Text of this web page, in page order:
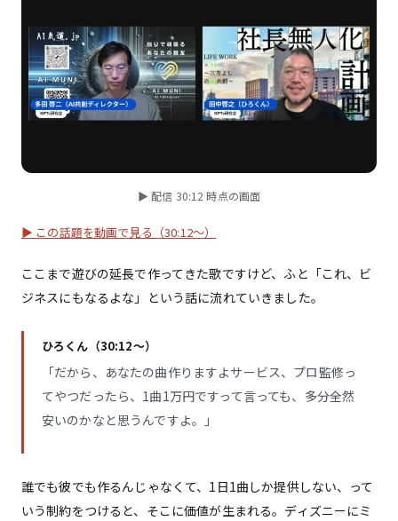
▶ 配信 30:12 時点の画面
▶ この話題を動画で見る（30:12〜）
ここまで遊びの延長で作ってきた歌ですけど、ふと「これ、ビ
ジネスにもなるよな」という話に流れていきました。
ひろくん（30:12〜）
「だから、あなたの曲作りますよサービス、プロ監修っ
てやつだったら、1曲1万円ですって言っても、多分全然
安いのかなと思うんですよ。」
誰でも彼でも作るんじゃなくて、1日1曲しか提供しない、って
いう制約をつけると、そこに価値が生まれる。ディズニーにミ